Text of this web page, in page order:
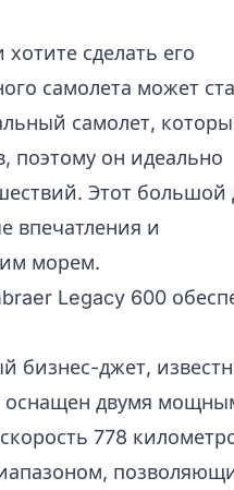
сделать его
самолета может
самолет,
поэтому он идеально
Этот большой
впечатления и
морем.
Legacy 600
бизнес-джет,
оснащен двумя
778